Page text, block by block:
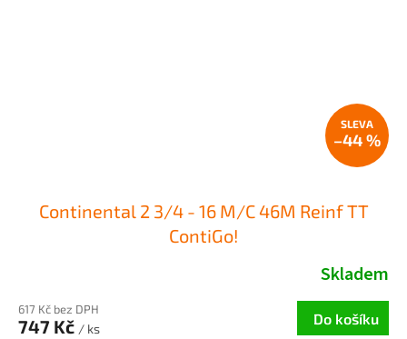
–44 %
Continental 2 3/4 - 16 M/C 46M Reinf TT
ContiGo!
Skladem
617 Kč bez DPH
747 Kč / ks
Do košíku